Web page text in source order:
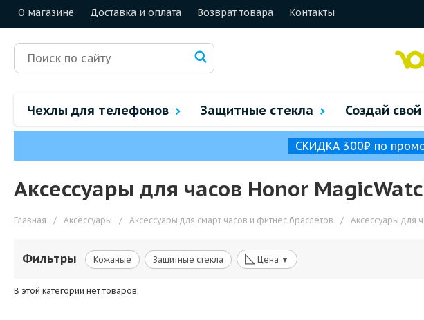
О магазине Доставка и оплата Возврат товара Контакты
Чехлы для телефонов Защитные стекла Создай
СКИДКА 300₽ по
Аксессуары для часов Honor
Главная / Аксессуары / Аксессуары для смарт часов и фитнес браслетов / Аксессуары для
Фильтры Кожаные Защитные стекла ◺ Цена ▼
В этой категории нет товаров.